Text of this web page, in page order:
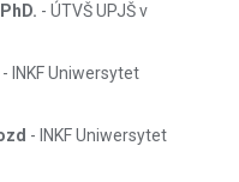
- ÚTVŠ UPJŠ v
- INKF Uniwersytet
- INKF Uniwersytet